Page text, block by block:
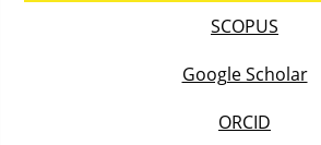
SCOPUS
Google Scholar
ORCID